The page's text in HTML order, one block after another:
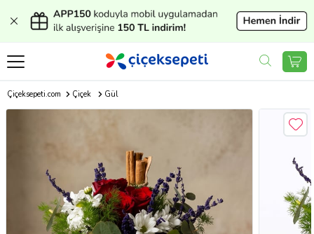
Çiçeksepeti.com Çiçek Gül